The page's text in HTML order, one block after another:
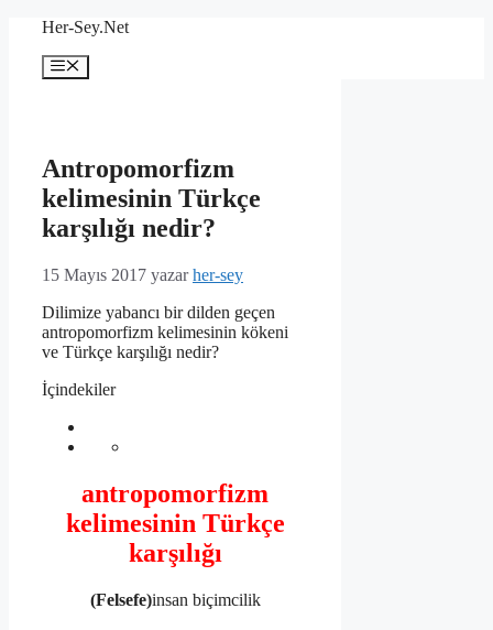
İçeriğeHer-Sey.Net
Menü
Antropomorfizm
kelimesinin Türkçe
karşılığı nedir?
15 Mayıs 2017 yazarher-sey
Dilimize yabancı bir dilden geçen
antropomorfizm kelimesinin kökeni
ve Türkçe karşılığı nedir?
İçindekiler
antropomorfizm
kelimesinin Türkçe
karşılığı
(Felsefe)insan biçimcilik